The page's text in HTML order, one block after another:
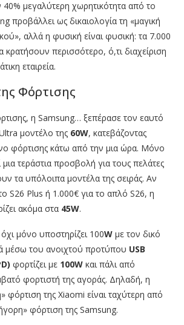
μεγαλύτερη χωρητικότητα από το
προβάλλει ως δικαιολογία τη «μαγική
αλλά η φυσική είναι φυσική: τα 7.000
περισσότερο, ό,τι διαχείριση
εταιρεία.
Φόρτισης
η Samsung… ξεπέρασε τον εαυτό
μοντέλο της 60W, κατεβάζοντας
φόρτισης κάτω από την μια ώρα. Μόνο
τεράστια προσβολή για τους πελάτες
τα υπόλοιπα μοντέλα της σειράς. Αν
S26 Plus ή 1.000€ για το απλό S26, η
ακόμα στα 45W.
μόνο υποστηρίζει 100W με τον δικό
μέσω του ανοιχτού προτύπου USB
φορτίζει με 100W και πάλι από
φορτιστή της αγοράς. Δηλαδή, η
φόρτιση της Xiaomi είναι ταχύτερη από
φόρτιση της Samsung.